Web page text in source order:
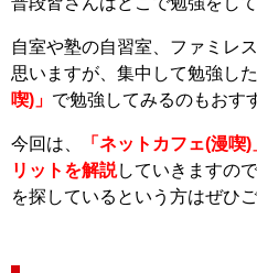
自室や塾の自習室、ファミレ
思いますが、集中して勉強し
喫)」 で勉強してみるのもおす
今回は、
「ネットカフェ(漫
リットを解説していきますの
を探しているという方はぜひ